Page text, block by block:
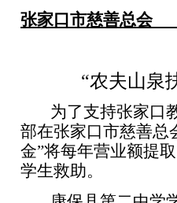
张家口市慈善总会
“农夫山泉
为了支持张家口
部在张家口市慈善总
金”将每年营业额提取
学生救助。